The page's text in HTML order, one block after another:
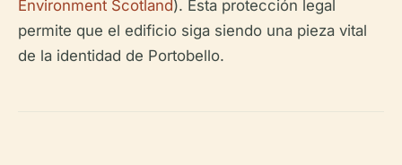
Environment Scotland). Esta protección legal
permite que el edificio siga siendo una pieza vital
de la identidad de Portobello.